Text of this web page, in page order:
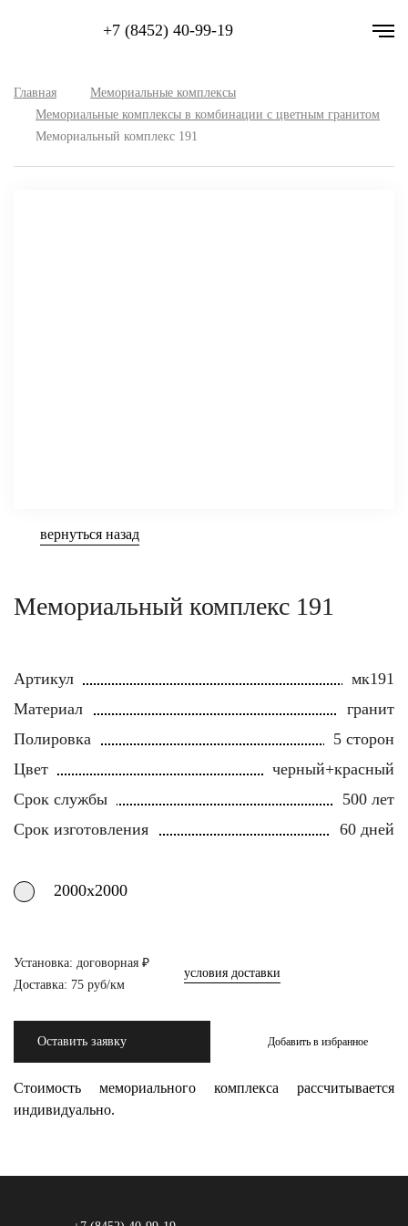
+7 (8452) 40-99-19
Главная
Мемориальные комплексы
Мемориальные комплексы в комбинации с цветным гранитом
Мемориальный комплекс 191
вернуться назад
Мемориальный комплекс 191
Артикул
мк191
Материал
гранит
Полировка
5 сторон
Цвет
черный+красный
Срок службы
500 лет
Срок изготовления
60 дней
2000х2000
Установка: договорная ₽
Доставка: 75 руб/км
условия доставки
Оставить заявку Добавить в избранное
Стоимость мемориального комплекса рассчитывается
индивидуально.